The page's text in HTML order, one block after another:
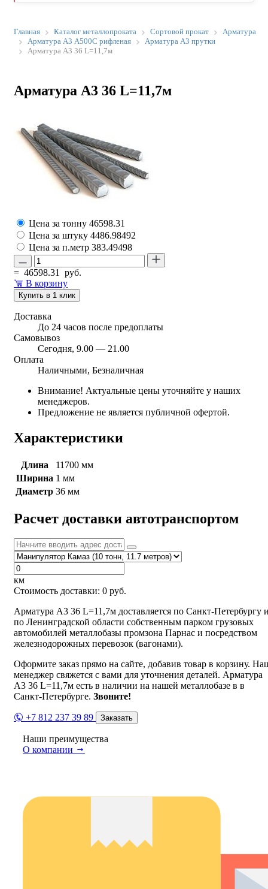
Главная Каталог металлопроката Сортовой прокат
Арматура
Арматура А3 А500С рифленая
Арматура А3 прутки
Арматура А3 36 L=11,7м
Арматура А3 36 L=11,7м
Цена за тонну 46598.31
Цена за штуку 4486.98492
Цена за п.метр 383.49498
= 46598.31
руб.
В корзину
Купить в 1 клик
Доставка
До 24 часов после предоплаты
Самовывоз
Сегодня, 9.00 — 21.00
Оплата
Наличными, Безналичная
Внимание! Актуальные цены уточняйте у наших
менеджеров.
Предложение не является публичной офертой.
Характеристики
Длина
11700 мм
Ширина 1 мм
Диаметр 36 мм
Расчет доставки автотранспортом
км
Стоимость доставки: 0 руб.
Арматура А3 36 L=11,7м доставляется по Санкт-Петербургу
по Ленинградской области собственным парком грузовых
автомобилей металлобазы промзона Парнас и посредством
железнодорожных перевозок (вагонами).
Оформите заказ прямо на сайте, добавив товар в корзину.
менеджер свяжется с вами для уточнения деталей. Арматура
А3 36 L=11,7м есть в наличии на нашей металлобазе в в
Санкт-Петербурге. Звоните!
+7 812 237 39 89 Заказать
Наши преимущества
О компании